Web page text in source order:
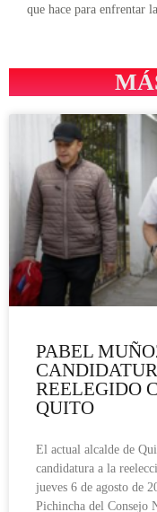
que hace para enfrentar
PABEL
REELEGIDO
QUITO
El actual alcalde de
candidatura a la
jueves 6 de agosto de
Pichincha del Consejo